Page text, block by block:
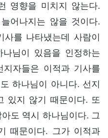
영향을 미치지 않는다.
어나지는 않을 것이다.
를 나타냈는데 사람이
님이 있음을 인정하는
자들은 이적과 기사를
하나님이 아니다. 선지
있지 않기 때문이다. 또
도 역시 하나님이다. 그
때문이다. 그가 이적과